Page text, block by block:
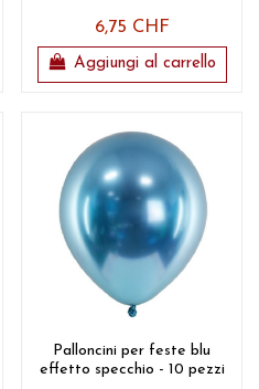
6,75 CHF
Aggiungi al carrello
Palloncini per feste blu
effetto specchio - 10 pezzi